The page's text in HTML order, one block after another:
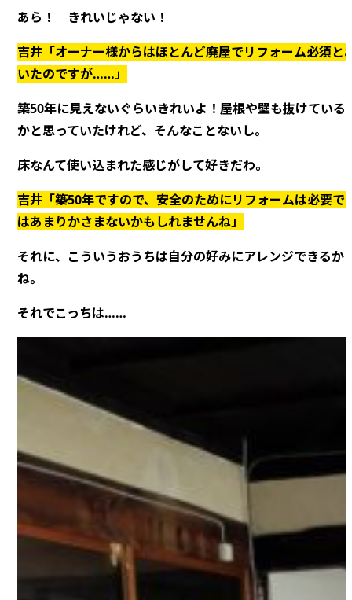
あら！ きれいじゃない！
吉井「オーナー様からはほとんど廃屋でリフォーム必須と
いたのですが……」
築50年に見えないぐらいきれいよ！屋根や壁も抜けている
かと思っていたけれど、そんなことないし。
床なんて使い込まれた感じがして好きだわ。
吉井「築50年ですので、安全のためにリフォームは必要で
はあまりかさまないかもしれませんね」
それに、こういうおうちは自分の好みにアレンジできるか
ね。
それでこっちは……